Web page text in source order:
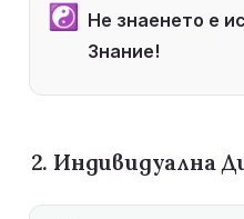
☯️ Не знаенето е
Знание!
2. Индивидуална